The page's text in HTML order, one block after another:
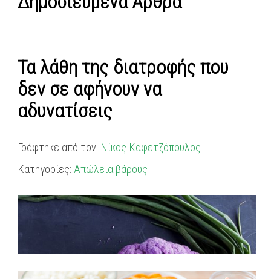
Τα λάθη της διατροφής που
δεν σε αφήνουν να
αδυνατίσεις
Γράφτηκε από τον: Νίκος Καφετζόπουλος
Κατηγορίες: Απώλεια βάρους